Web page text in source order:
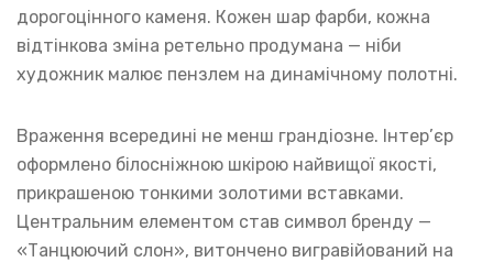
дорогоцінного каменя. Кожен шар фарби, кожна
відтінкова зміна ретельно продумана — ніби
художник малює пензлем на динамічному полотні.
Враження всередині не менш грандіозне. Інтер’єр
оформлено білосніжною шкірою найвищої якості,
прикрашеною тонкими золотими вставками.
Центральним елементом став символ бренду —
«Танцюючий слон», витончено вигравійований на